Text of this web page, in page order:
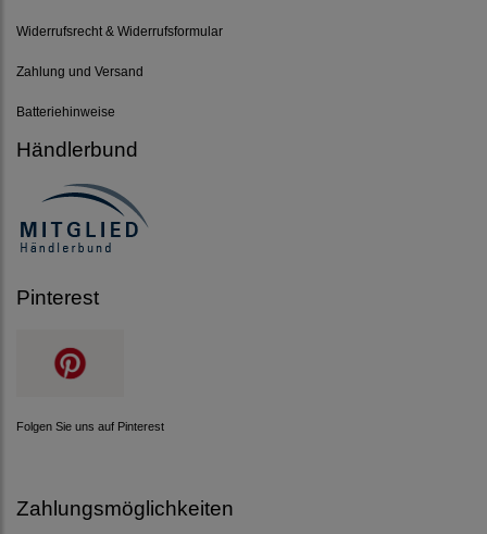
Widerrufsrecht & Widerrufsformular
Zahlung und Versand
Batteriehinweise
Händlerbund
Pinterest
Folgen Sie uns auf Pinterest
Zahlungsmöglichkeiten